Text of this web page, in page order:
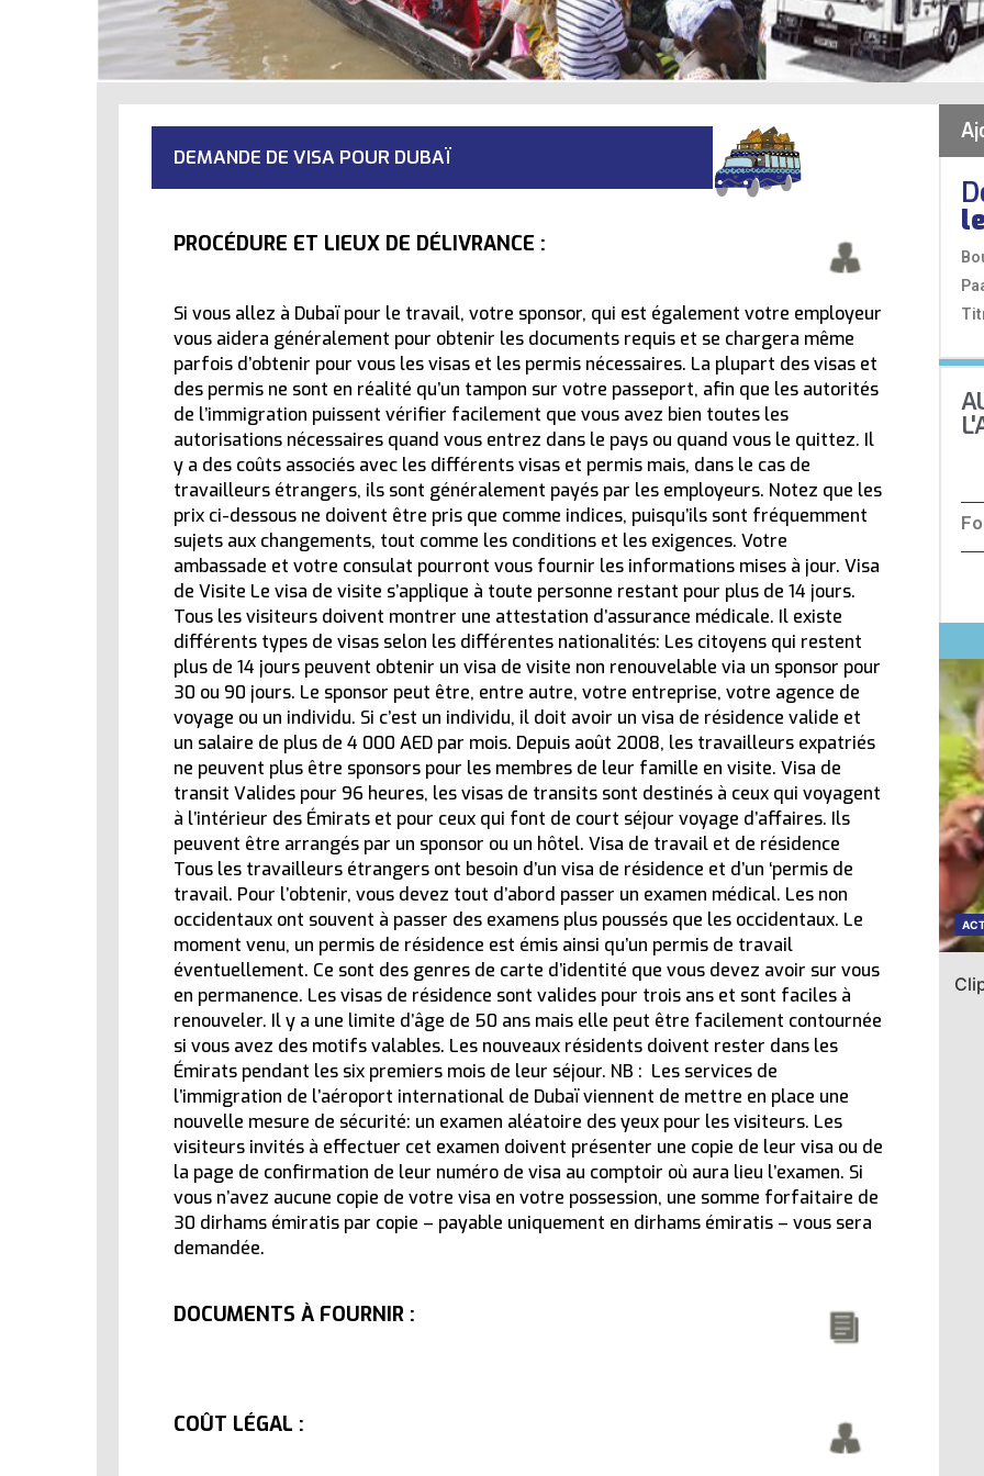
DEMANDE DE VISA POUR DUBAÏ
PROCÉDURE ET LIEUX DE DÉLIVRANCE :
Si vous allez à Dubaï pour le travail, votre sponsor, qui est également votre employeur
vous aidera généralement pour obtenir les documents requis et se chargera même
parfois d’obtenir pour vous les visas et les permis nécessaires. La plupart des visas et
des permis ne sont en réalité qu’un tampon sur votre passeport, afin que les autorités
de l’immigration puissent vérifier facilement que vous avez bien toutes les
autorisations nécessaires quand vous entrez dans le pays ou quand vous le quittez. Il
y a des coûts associés avec les différents visas et permis mais, dans le cas de
travailleurs étrangers, ils sont généralement payés par les employeurs. Notez que les
prix ci-dessous ne doivent être pris que comme indices, puisqu’ils sont fréquemment
sujets aux changements, tout comme les conditions et les exigences. Votre
ambassade et votre consulat pourront vous fournir les informations mises à jour. Visa
de Visite Le visa de visite s’applique à toute personne restant pour plus de 14 jours.
Tous les visiteurs doivent montrer une attestation d’assurance médicale. Il existe
différents types de visas selon les différentes nationalités: Les citoyens qui restent
plus de 14 jours peuvent obtenir un visa de visite non renouvelable via un sponsor pour
30 ou 90 jours. Le sponsor peut être, entre autre, votre entreprise, votre agence de
voyage ou un individu. Si c’est un individu, il doit avoir un visa de résidence valide et
un salaire de plus de 4 000 AED par mois. Depuis août 2008, les travailleurs expatriés
ne peuvent plus être sponsors pour les membres de leur famille en visite. Visa de
transit Valides pour 96 heures, les visas de transits sont destinés à ceux qui voyagent
à l’intérieur des Émirats et pour ceux qui font de court séjour voyage d’affaires. Ils
peuvent être arrangés par un sponsor ou un hôtel. Visa de travail et de résidence
Tous les travailleurs étrangers ont besoin d’un visa de résidence et d’un ‘permis de
travail. Pour l’obtenir, vous devez tout d’abord passer un examen médical. Les non
occidentaux ont souvent à passer des examens plus poussés que les occidentaux. Le
moment venu, un permis de résidence est émis ainsi qu’un permis de travail
éventuellement. Ce sont des genres de carte d’identité que vous devez avoir sur vous
en permanence. Les visas de résidence sont valides pour trois ans et sont faciles à
renouveler. Il y a une limite d’âge de 50 ans mais elle peut être facilement contournée
si vous avez des motifs valables. Les nouveaux résidents doivent rester dans les
Émirats pendant les six premiers mois de leur séjour. NB : Les services de
l’immigration de l’aéroport international de Dubaï viennent de mettre en place une
nouvelle mesure de sécurité: un examen aléatoire des yeux pour les visiteurs. Les
visiteurs invités à effectuer cet examen doivent présenter une copie de leur visa ou de
la page de confirmation de leur numéro de visa au comptoir où aura lieu l’examen. Si
vous n’avez aucune copie de votre visa en votre possession, une somme forfaitaire de
30 dirhams émiratis par copie – payable uniquement en dirhams émiratis – vous sera
demandée.
DOCUMENTS À FOURNIR :
COÛT LÉGAL :
Recrutement des fonctionnaires
10 février 2026
ACTUALITÉ
Clip de présentation du site « l’admnistration à
votre service »
10 février 2026